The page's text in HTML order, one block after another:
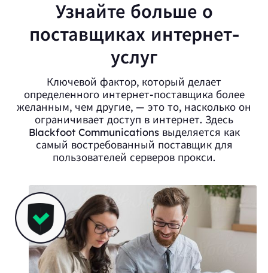
Узнайте больше о
поставщиках интернет-
услуг
Ключевой фактор, который делает
определенного интернет-поставщика более
желанным, чем другие, — это то, насколько он
ограничивает доступ в интернет. Здесь
Blackfoot Communications выделяется как
самый востребованный поставщик для
пользователей серверов прокси.